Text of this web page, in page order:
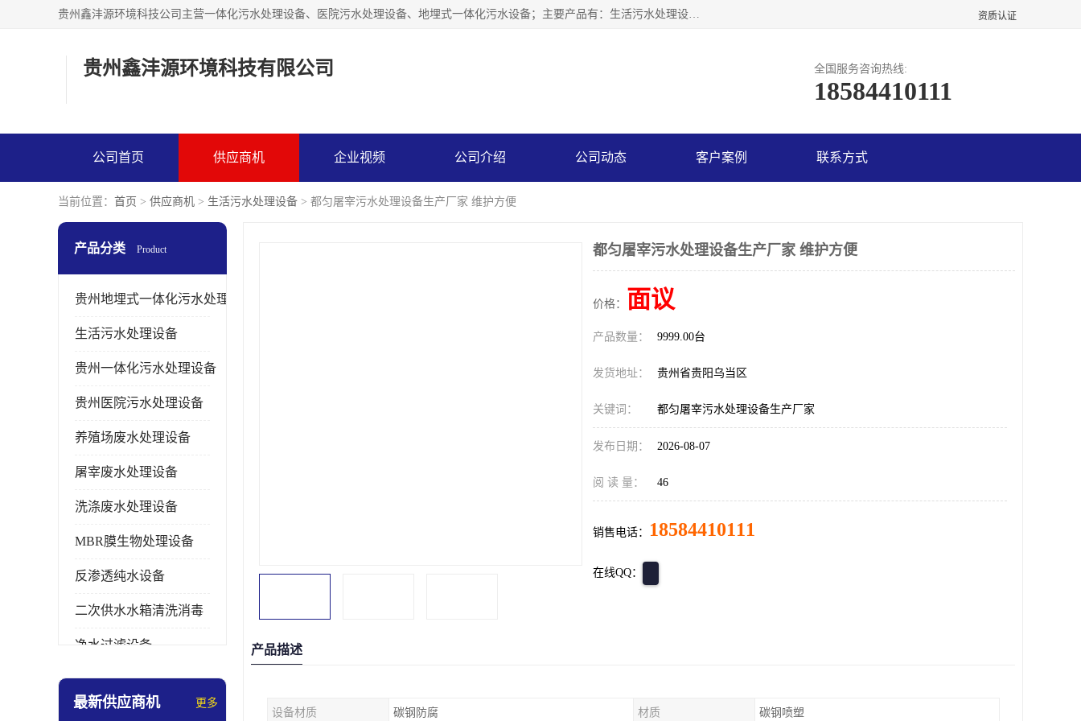
贵州鑫沣源环境科技公司主营一体化污水处理设备、医院污水处理设备、地埋式一体化污水设备；主要产品有：生活污水处理设备，养殖场废水处理设备，屠宰废水处理设备，洗涤废水处理设备，MBR膜生物处理设备，反渗透纯水设备，二次供水水箱清洗消毒，净水过滤设备，软水设备等。欢迎新老顾客来电咨询！ 资质认证
贵州鑫沣源环境科技有限公司 全国服务咨询热线:
18584410111
公司首页 供应商机 企业视频 公司介绍 公司动态 客户案例 联系方式
当前位置： 首页 > 供应商机 > 生活污水处理设备 > 都匀屠宰污水处理设备生产厂家 维护方便
产品分类 Product
贵州地埋式一体化污水处理设备
生活污水处理设备
贵州一体化污水处理设备
贵州医院污水处理设备
养殖场废水处理设备
屠宰废水处理设备
洗涤废水处理设备
MBR膜生物处理设备
反渗透纯水设备
二次供水水箱清洗消毒
净水过滤设备
软水设备
最新供应商机 更多
都匀屠宰污水处理设备生产厂家 维护方便
价格： 面议
产品数量： 9999.00台
发货地址： 贵州省贵阳乌当区
关键词： 都匀屠宰污水处理设备生产厂家
发布日期： 2026-08-07
阅 读 量： 46
销售电话： 18584410111
在线QQ：
产品描述
设备材质 碳钢防腐 材质 碳钢喷塑